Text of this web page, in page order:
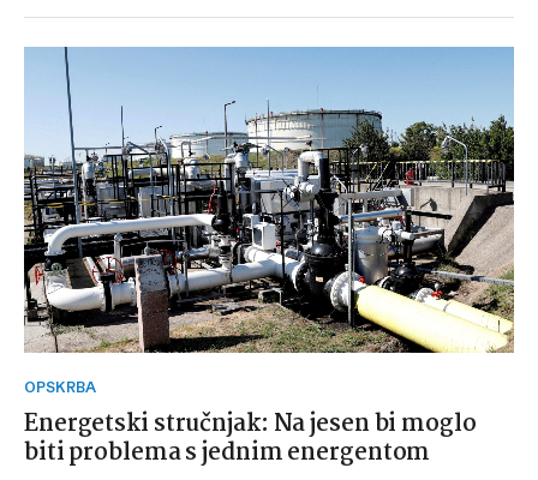
OPSKRBA
Energetski stručnjak: Na jesen bi moglo
biti problema s jednim energentom